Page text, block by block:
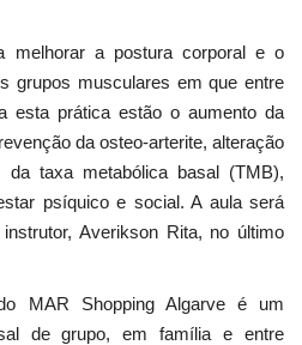
melhorar a postura corporal e o
grupos musculares em que entre
esta prática estão o aumento da
da osteo-arterite, alteração
taxa metabólica basal (TMB),
psíquico e social. A aula será
Averikson Rita, no último
MAR Shopping Algarve é um
de grupo, em família e entre